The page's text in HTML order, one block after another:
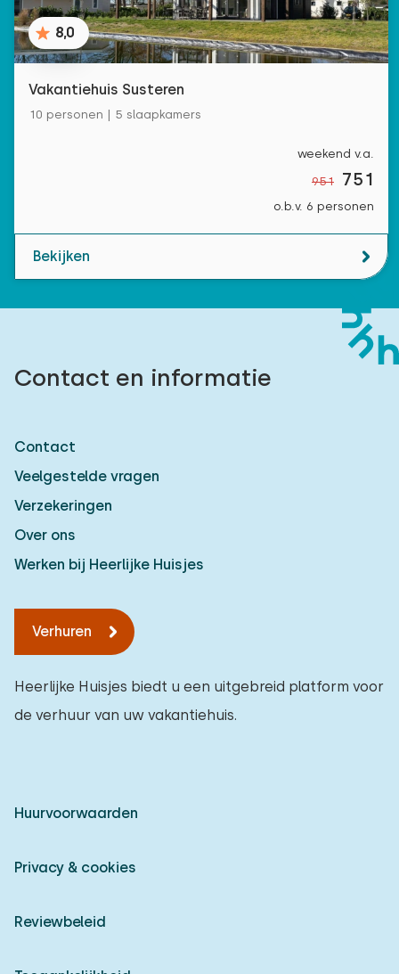
8,0
Vakantiehuis Susteren
10 personen | 5 slaapkamers
weekend v.a.
951 751
o.b.v. 6 personen
Bekijken
Contact en informatie
Contact
Veelgestelde vragen
Verzekeringen
Over ons
Werken bij Heerlijke Huisjes
Verhuren
Heerlijke Huisjes biedt u een uitgebreid platform voor
de verhuur van uw vakantiehuis.
Huurvoorwaarden
Privacy & cookies
Reviewbeleid